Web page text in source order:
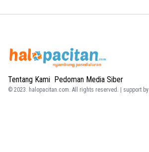
Tentang Kami Pedoman Media Siber
© 2023. halopacitan.com. All rights reserved. | support by